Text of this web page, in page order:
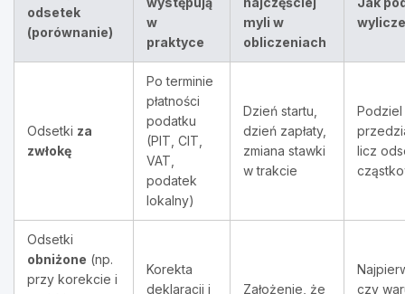
odsetek
(porównanie)
w
praktyce
myli w
obliczeniach
Odsetki za
zwłokę
Po terminie
płatności
podatku
(PIT, CIT,
VAT,
podatek
lokalny)
Dzień startu,
dzień zapłaty,
zmiana stawki
w trakcie
licz
Odsetki
obniżone (np.
przy korekcie i
Korekta
deklaracji i
Założenie, że
czy